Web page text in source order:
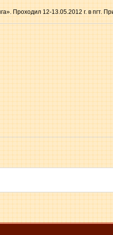
Проходил 12-13.05.2012 г. в пгт.